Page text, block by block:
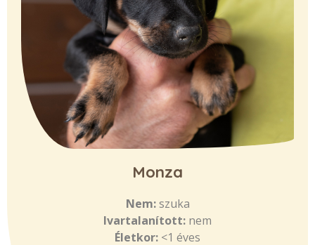
Monza
Nem:szuka
Ivartalanított: nem
Életkor: <1 éves